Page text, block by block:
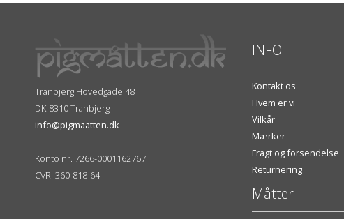
Tranbjerg Hovedgade 48
DK-8310 Tranbjerg
info@pigmaatten.dk
Konto nr. 7266-0001162767
CVR: 360-818-64
INFO
Kontakt os
Hvem er vi
Vilkår
Mærker
Fragt og forsendelse
Returnering
Måtter